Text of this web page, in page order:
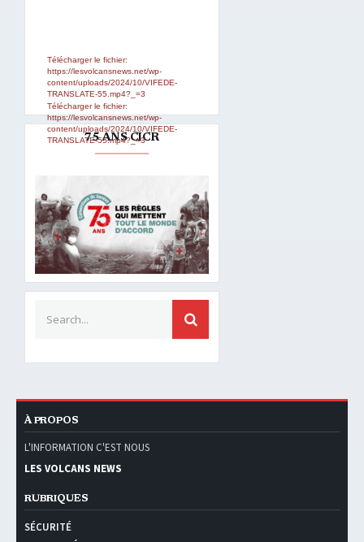
Télécharger le fichier:
https://lesvolcansnews.net/wp-
content/uploads/2024/10/VIFEDE-
TRANSLATE-55.mp4?_=3
Télécharger le fichier:
https://lesvolcansnews.net/wp-
content/uploads/2024/10/VIFEDE-
TRANSLATE-55.mp4?_=3
75 ANS CICR
À PROPOS
L'INFORMATION C'EST NOUS
LES VOLCANS NEWS
RUBRIQUES
SÉCURITÉ